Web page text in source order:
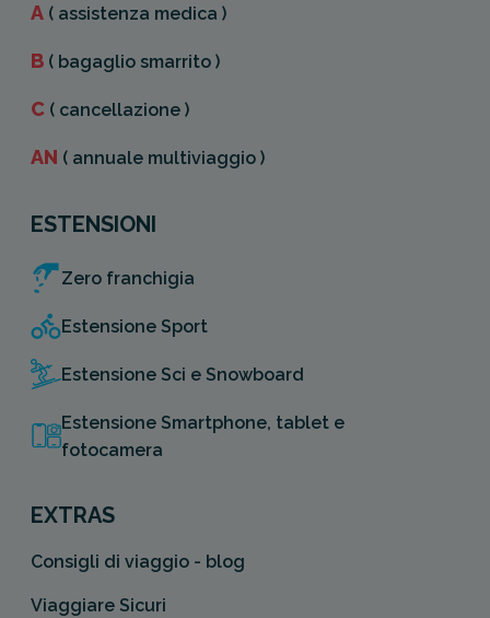
A ( assistenza medica )
B ( bagaglio smarrito )
C ( cancellazione )
AN ( annuale multiviaggio )
ESTENSIONI
Zero franchigia
Estensione Sport
Estensione Sci e Snowboard
Estensione Smartphone, tablet e
fotocamera
EXTRAS
Consigli di viaggio - blog
Viaggiare Sicuri